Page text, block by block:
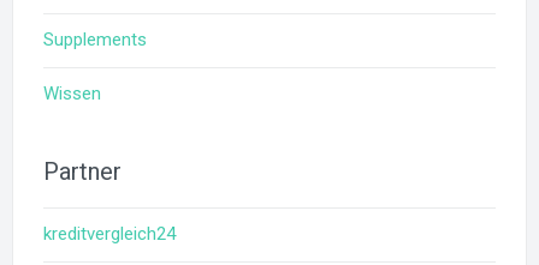
Supplements
Wissen
Partner
kreditvergleich24